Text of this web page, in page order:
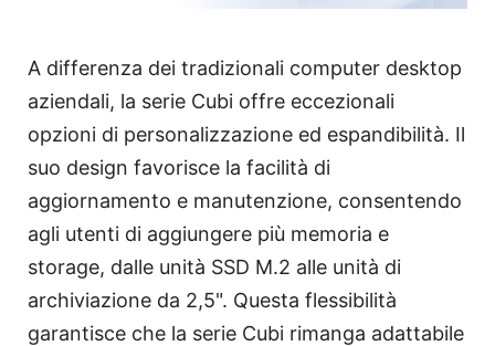
A differenza dei tradizionali computer desktop
aziendali, la serie Cubi offre eccezionali
opzioni di personalizzazione ed espandibilità. Il
suo design favorisce la facilità di
aggiornamento e manutenzione, consentendo
agli utenti di aggiungere più memoria e
storage, dalle unità SSD M.2 alle unità di
archiviazione da 2,5". Questa flessibilità
garantisce che la serie Cubi rimanga adattabile